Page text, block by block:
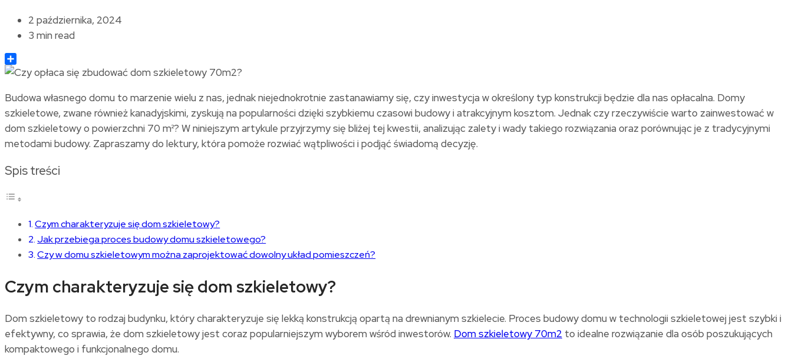
2 października, 2024
3 min read
Share
Budowa własnego domu to marzenie wielu z nas, jednak niejednokrotnie zastanawiamy się, czy inwestycja w określony typ konstrukcji będzie dla nas opłacalna. Domy
szkieletowe, zwane również kanadyjskimi, zyskują na popularności dzięki szybkiemu czasowi budowy i atrakcyjnym kosztom. Jednak czy rzeczywiście warto zainwestować w
dom szkieletowy o powierzchni 70 m²? W niniejszym artykule przyjrzymy się bliżej tej kwestii, analizując zalety i wady takiego rozwiązania oraz porównując je z tradycyjnymi
metodami budowy. Zapraszamy do lektury, która pomoże rozwiać wątpliwości i podjąć świadomą decyzję.
Spis treści
Czym charakteryzuje się dom szkieletowy?
Jak przebiega proces budowy domu szkieletowego?
Czy w domu szkieletowym można zaprojektować dowolny układ pomieszczeń?
Czym charakteryzuje się dom szkieletowy?
Dom szkieletowy to rodzaj budynku, który charakteryzuje się lekką konstrukcją opartą na drewnianym szkielecie. Proces budowy domu w technologii szkieletowej jest szybki i
efektywny, co sprawia, że dom szkieletowy jest coraz popularniejszym wyborem wśród inwestorów. Dom szkieletowy 70m2 to idealne rozwiązanie dla osób poszukujących
kompaktowego i funkcjonalnego domu.